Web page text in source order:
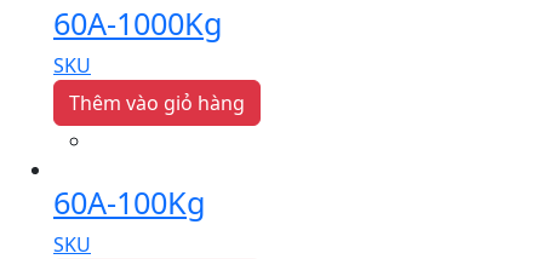
60A-1000Kg
SKU
Thêm vào giỏ hàng
60A-100Kg
SKU